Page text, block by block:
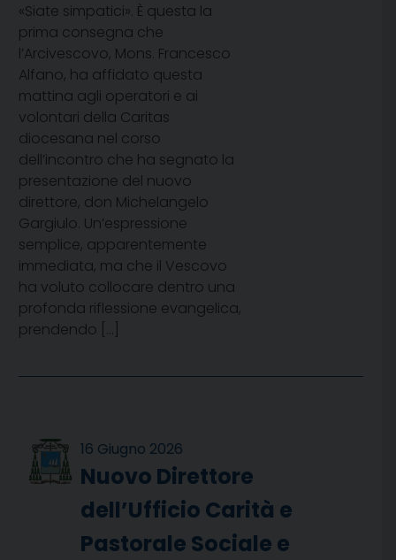
«Siate simpatici». È questa la
prima consegna che
l’Arcivescovo, Mons. Francesco
Alfano, ha affidato questa
mattina agli operatori e ai
volontari della Caritas
diocesana nel corso
dell’incontro che ha segnato la
presentazione del nuovo
direttore, don Michelangelo
Gargiulo. Un’espressione
semplice, apparentemente
immediata, ma che il Vescovo
ha voluto collocare dentro una
profonda riflessione evangelica,
prendendo […]
16 Giugno 2026
Nuovo Direttore
dell’Ufficio Carità e
Pastorale Sociale e